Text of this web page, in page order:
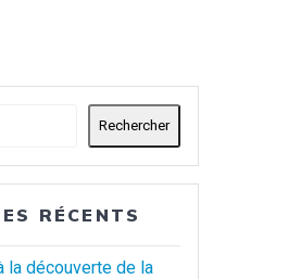
Rechercher
RÉCENTS
la découverte de la